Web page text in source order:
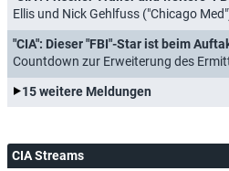
Ellis und Nick Gehlfuss ("Chicago Med") als
Countdown zur Erweiterung des
15 weitere Meldungen
CIA Streams